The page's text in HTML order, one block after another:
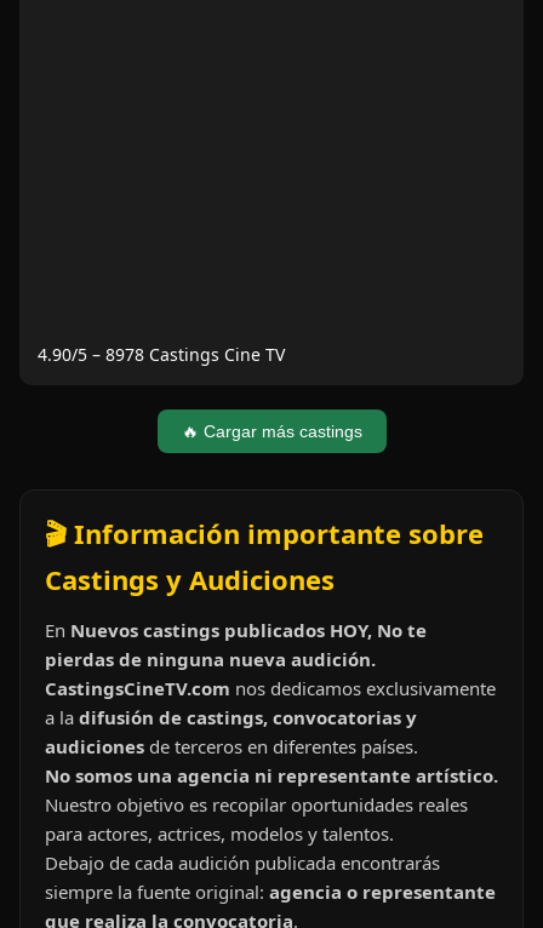
4.90/5 – 8978 Castings Cine TV
🔥 Cargar más castings
🎬 Información importante sobre
Castings y Audiciones
En Nuevos castings publicados HOY, No te
pierdas de ninguna nueva audición.
CastingsCineTV.com nos dedicamos exclusivamente
a la difusión de castings, convocatorias y
audiciones de terceros en diferentes países.
No somos una agencia ni representante artístico.
Nuestro objetivo es recopilar oportunidades reales
para actores, actrices, modelos y talentos.
Debajo de cada audición publicada encontrarás
siempre la fuente original: agencia o representante
que realiza la convocatoria.